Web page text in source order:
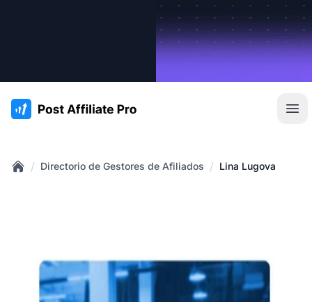
:site.title
/ Directorio de Gestores de Afiliados / Lina Lugova